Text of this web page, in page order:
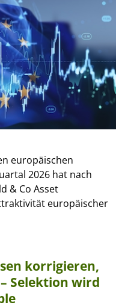
europäischen
2026 hat nach
& Co Asset
europäischer
korrigieren,
Selektion wird